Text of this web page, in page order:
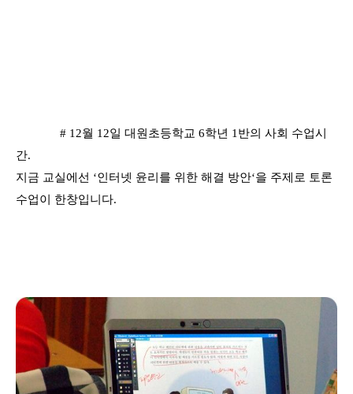
# 12월 12일 대원초등학교 6학년 1반의 사회 수업시
간.
지금 교실에선 ‘인터넷 윤리를 위한 해결 방안‘을 주제로 토론
수업이 한창입니다.